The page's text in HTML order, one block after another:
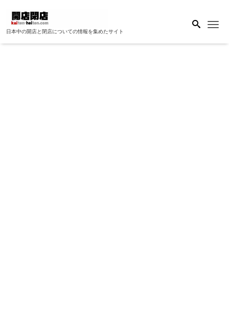
日本中の開店と閉店についての情報を集めたサイト